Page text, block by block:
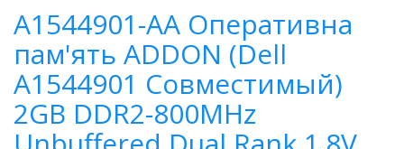
A1544901-AA Оперативна
пам'ять ADDON (Dell
A1544901 Совместимый)
2GB DDR2-800MHz